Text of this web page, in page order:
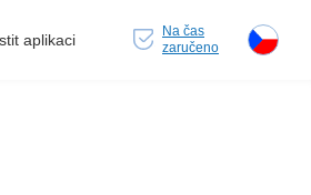
aplikaci
Na čas
zaručeno